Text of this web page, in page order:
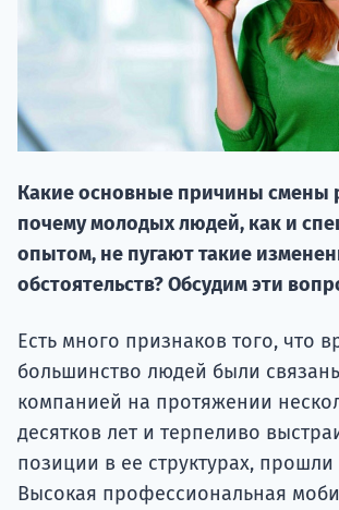
Какие основные причины смены
почему молодых людей, как и
опытом, не пугают такие
обстоятельств? Обсудим эти
Есть много признаков того, что
большинство людей были
компанией на протяжении
десятков лет и терпеливо
позиции в ее структурах, прошли
Высокая профессиональная